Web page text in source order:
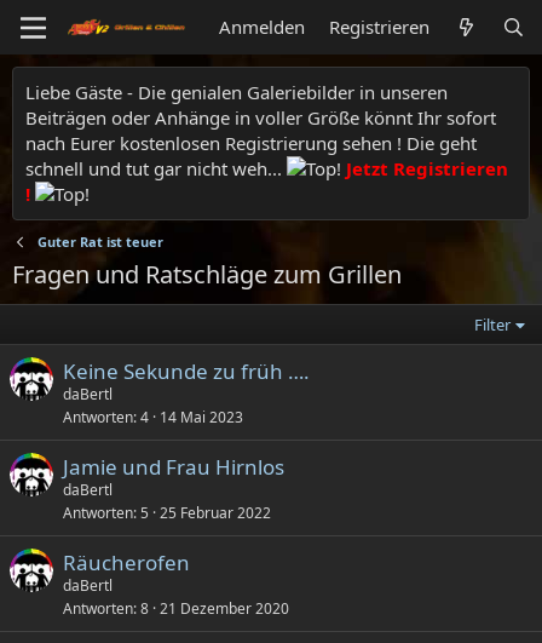
Anmelden Registrieren
Liebe Gäste - Die genialen Galeriebilder in unseren
Beiträgen oder Anhänge in voller Größe könnt Ihr sofort
nach Eurer kostenlosen Registrierung sehen ! Die geht
schnell und tut gar nicht weh...
Jetzt Registrieren
!
Guter Rat ist teuer
Fragen und Ratschläge zum Grillen
Filter
Keine Sekunde zu früh ….
daBertl
Antworten 4 14 Mai 2023
Jamie und Frau Hirnlos
daBertl
Antworten 5 25 Februar 2022
Räucherofen
daBertl
Antworten 8 21 Dezember 2020